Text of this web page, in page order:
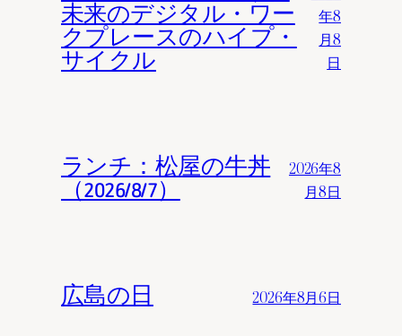
未来のデジタル・ワー
クプレースのハイプ・
サイクル
年8
月8
日
ランチ：松屋の牛丼
（2026/8/7）
2026年8
月8日
広島の日 2026年8月6日